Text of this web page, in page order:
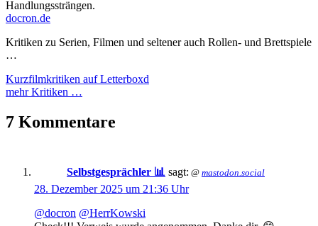
Handlungssträngen.
docron.de
Kritiken zu Serien, Filmen und seltener auch Rollen- und Brettspiele
…
Kurzfilmkritiken auf Letterboxd
mehr Kritiken …
7 Kommentare
Selbstgesprächler 📊 sagt: @ mastodon.social
28. Dezember 2025 um 21:36 Uhr
@docron @HerrKowski